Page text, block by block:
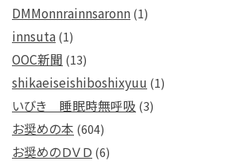
DMMonnrainnsaronn(1)
innsuta(1)
OOC新聞 (13)
shikaeiseishiboshixyuu (1)
いびき 睡眠時無呼吸 (3)
お奨めの本 (604)
お奨めのＤＶＤ (6)